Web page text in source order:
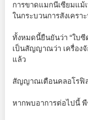
การขาดแมกนีเซียมแม้
ในกระบวนการสังเครา
ทั้งหมดนี้ยืนยันว่า “ใบซี
เป็นสัญญาณว่า เครื่อง
แล้ว
สัญญาณเตือนคลอโรฟิ
หากพบอาการต่อไปนี้